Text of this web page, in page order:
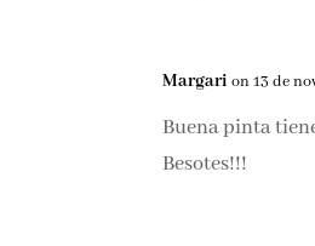
Margari on 13 de
Buena pinta
Besotes!!!